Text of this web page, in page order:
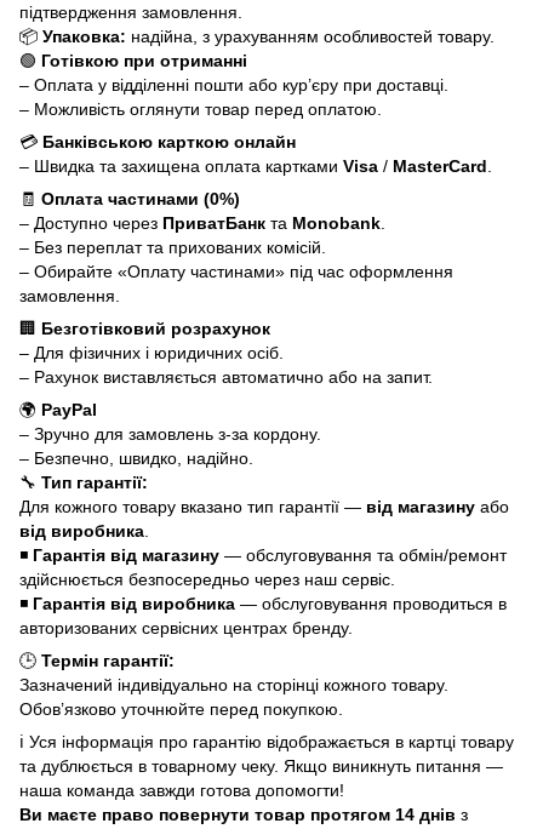
підтвердження замовлення.
📦 Упаковка: надійна, з урахуванням особливостей товару.
🟢 Готівкою при отриманні
– Оплата у відділенні пошти або кур’єру при доставці.
– Можливість оглянути товар перед оплатою.
💳 Банківською карткою онлайн
– Швидка та захищена оплата картками Visa / MasterCard
🧾 Оплата частинами (0%)
– Доступно через ПриватБанк та Monobank
– Без переплат та прихованих комісій.
– Обирайте «Оплату частинами» під час оформлення
замовлення.
🏢 Безготівковий розрахунок
– Для фізичних і юридичних осіб.
– Рахунок виставляється автоматично або на запит.
🌍 PayPal
– Зручно для замовлень з-за кордону.
– Безпечно, швидко, надійно.
🔧 Тип гарантії:
Для кожного товару вказано тип гарантії — від магазину або
від виробника
◾ Гарантія від магазину — обслуговування та обмін/ремонт
здійснюється безпосередньо через наш сервіс.
◾ Гарантія від виробника — обслуговування проводиться в
авторизованих сервісних центрах бренду.
🕒 Термін гарантії:
Зазначений індивідуально на сторінці кожного товару.
Обов’язково уточнюйте перед покупкою.
ℹ️ Уся інформація про гарантію відображається в картці товару
та дублюється в товарному чеку. Якщо виникнуть питання —
наша команда завжди готова допомогти!
Ви маєте право повернути товар протягом 14 днів з